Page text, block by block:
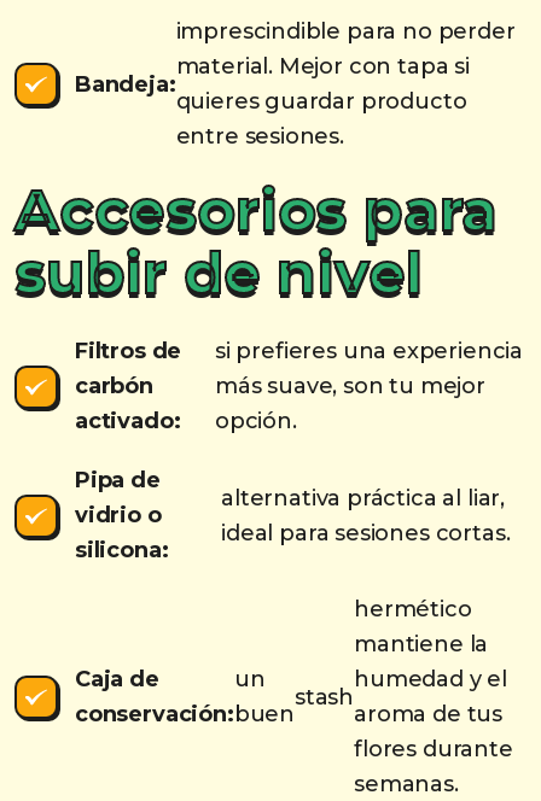
Bandeja:
imprescindible para no perder
material. Mejor con tapa si
quieres guardar producto
entre sesiones.
Accesorios para
subir de nivel
Filtros de
carbón
activado:
si prefieres una experiencia
más suave, son tu mejor
opción.
Pipa de
vidrio o
silicona:
alternativa práctica al liar,
ideal para sesiones cortas.
Caja de
conservación:
un
buen
stash
hermético
mantiene la
humedad y el
aroma de tus
flores durante
semanas.